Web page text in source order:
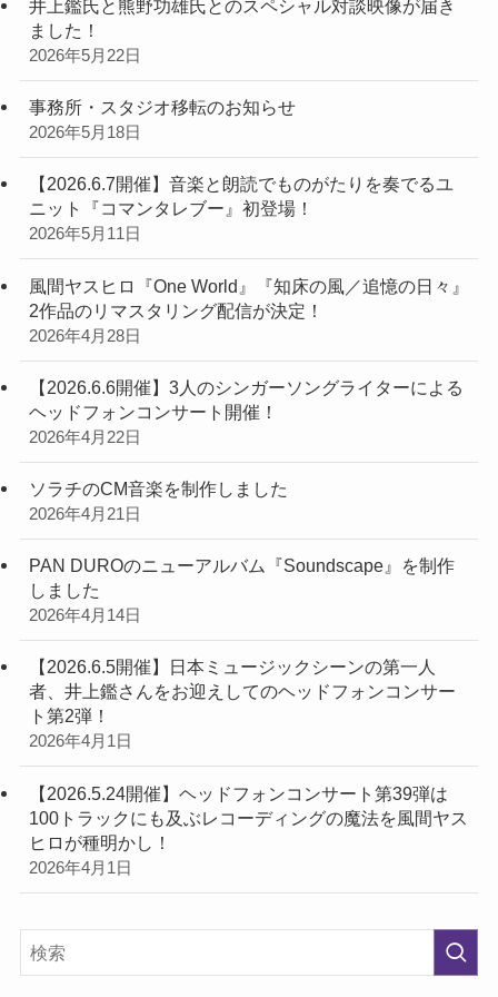
井上鑑氏と熊野功雄氏とのスペシャル対談映像が届き
ました！
2026年5月22日
事務所・スタジオ移転のお知らせ
2026年5月18日
【2026.6.7開催】音楽と朗読でものがたりを奏でるユ
ニット『コマンタレブー』初登場！
2026年5月11日
風間ヤスヒロ『One World』『知床の風／追憶の日々』
2作品のリマスタリング配信が決定！
2026年4月28日
【2026.6.6開催】3人のシンガーソングライターによる
ヘッドフォンコンサート開催！
2026年4月22日
ソラチのCM音楽を制作しました
2026年4月21日
PAN DUROのニューアルバム『Soundscape』を制作
しました
2026年4月14日
【2026.6.5開催】日本ミュージックシーンの第一人
者、井上鑑さんをお迎えしてのヘッドフォンコンサー
ト第2弾！
2026年4月1日
【2026.5.24開催】ヘッドフォンコンサート第39弾は
100トラックにも及ぶレコーディングの魔法を風間ヤス
ヒロが種明かし！
2026年4月1日